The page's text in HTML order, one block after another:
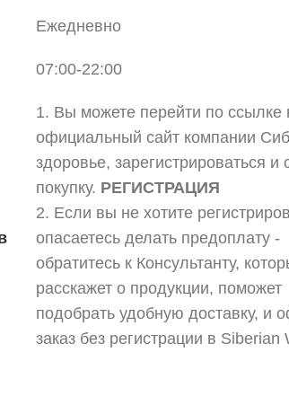
Ежедневно
07:00-22:00
1. Вы можете перейти по ссылке
официальный сайт компании
здоровье, зарегистрироваться
покупку. РЕГИСТРАЦИЯ
2. Если вы не хотите
опасаетесь делать предоплату -
обратитесь к Консультанту,
расскажет о продукции, поможет
подобрать удобную доставку, и
заказ без регистрации в Siberian